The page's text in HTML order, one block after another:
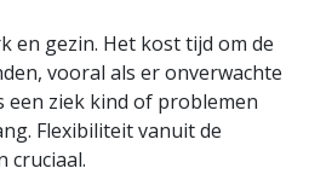
en gezin. Het kost tijd om de
vooral als er onverwachte
een ziek kind of problemen
Flexibiliteit vanuit de
cruciaal.